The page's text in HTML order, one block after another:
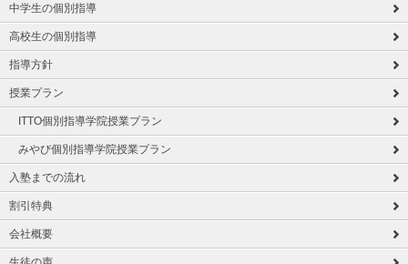
中学生の個別指導
高校生の個別指導
指導方針
授業プラン
ITTO個別指導学院授業プラン
みやび個別指導学院授業プラン
入塾までの流れ
割引特典
会社概要